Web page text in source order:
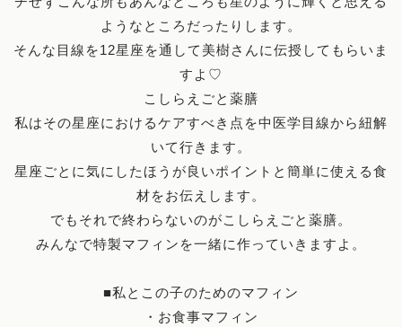
ようなところだったりします。
そんな目線を12星座を通して美樹さんに伝授してもらいま
すよ♡
こしらえごと薬膳
私はその星座におけるケアすべき点を中医学目線から紐解
いて行きます。
星座ごとに気にしたほうが良いポイントと簡単に使える食
材をお伝えします。
でもそれで終わらないのがこしらえごと薬膳。
みんなで特製マフィンを一緒に作っていきますよ。
■私とこの子のためのマフィン
・お食事マフィン